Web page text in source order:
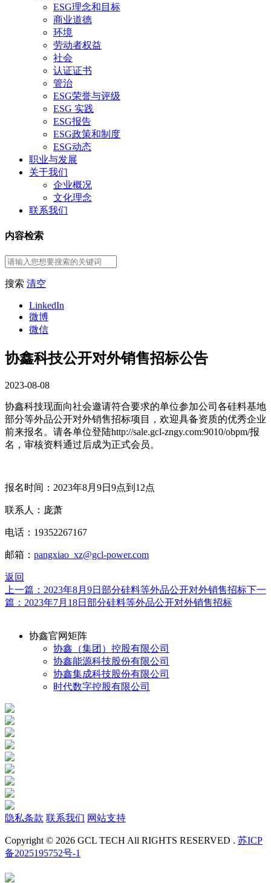
ESG理念和目标
商业道德
环境
劳动者权益
社会
认证证书
管治
ESG荣誉与评级
ESG 实践
ESG报告
ESG政策和制度
ESG动态
职业与发展
关于我们
企业概况
文化理念
联系我们
内容检索
搜索 清空
LinkedIn
微博
微信
协鑫科技公开对外销售招标公告
2023-08-08
协鑫科技现面向社会邀请符合要求的单位参加公司各硅料基地
部分等外品公开对外销售招标项目，欢迎具备资质的优秀企业
前来报名。请各单位登陆http://sale.gcl-zngy.com:9010/obpm/报
名，审核资料通过后成为正式会员。
报名时间：2023年8月9日9点到12点
联系人：庞萧
电话：19352267167
邮箱： pangxiao_xz@gcl-power.com
返回
上一篇：2023年8月9日部分硅料等外品公开对外销售招标下一
篇：2023年7月18日部分硅料等外品公开对外销售招标
协鑫官网矩阵
协鑫（集团）控股有限公司
协鑫能源科技股份有限公司
协鑫集成科技股份有限公司
时代数字控股有限公司
隐私条款 联系我们 网站支持
Copyright © 2026 GCL TECH All RIGHTS RESERVED . 苏ICP
备2025195752号-1